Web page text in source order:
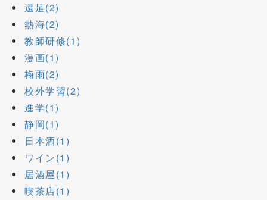
遠足(2)
熱海(2)
教師研修(1)
漫画(1)
梅雨(2)
校外学習(2)
進学(1)
静岡(1)
日本酒(1)
ワイン(1)
居酒屋(1)
喫茶店(1)